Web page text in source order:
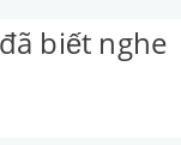
biết nghe